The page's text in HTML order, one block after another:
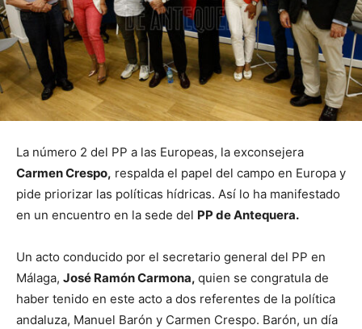
La número 2 del PP a las Europeas, la exconsejera
Carmen Crespo, respalda el papel del campo en Europa y
pide priorizar las políticas hídricas. Así lo ha manifestado
en un encuentro en la sede del PP de Antequera.
Un acto conducido por el secretario general del PP en
Málaga, José Ramón Carmona, quien se congratula de
haber tenido en este acto a dos referentes de la política
andaluza, Manuel Barón y Carmen Crespo. Barón, un día